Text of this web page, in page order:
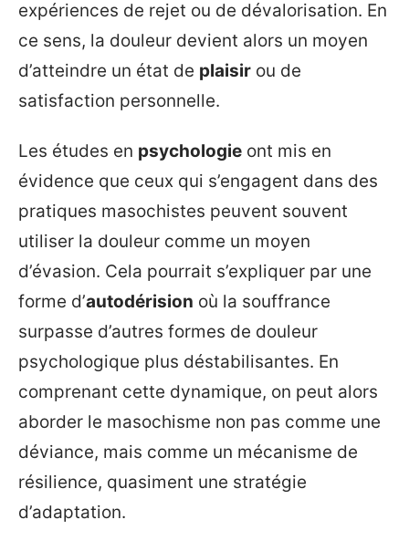
expériences de rejet ou de dévalorisation. En
ce sens, la douleur devient alors un moyen
d’atteindre un état de plaisir ou de
satisfaction personnelle.
Les études en psychologie ont mis en
évidence que ceux qui s’engagent dans des
pratiques masochistes peuvent souvent
utiliser la douleur comme un moyen
d’évasion. Cela pourrait s’expliquer par une
forme d’autodérision où la souffrance
surpasse d’autres formes de douleur
psychologique plus déstabilisantes. En
comprenant cette dynamique, on peut alors
aborder le masochisme non pas comme une
déviance, mais comme un mécanisme de
résilience, quasiment une stratégie
d’adaptation.